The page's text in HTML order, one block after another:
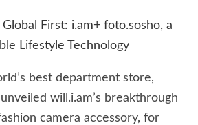
First: i.am+ foto.sosho, a
Lifestyle Technology
best department store,
will.i.am’s breakthrough
camera accessory, for